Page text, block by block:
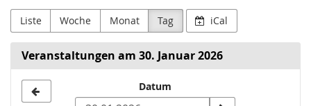
Liste Woche Monat Tag iCal
Veranstaltungen am 30. Januar 2026
Datum